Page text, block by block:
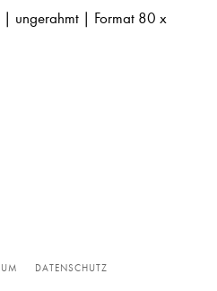
ungerahmt | Format 80 x
DATENSCHUTZ